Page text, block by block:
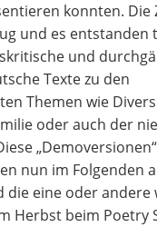
konnten. Die
und es entstanden
und
Texte zu den
Themen wie
oder auch der
nun im Folgenden
die eine oder andere
Herbst beim Poetry